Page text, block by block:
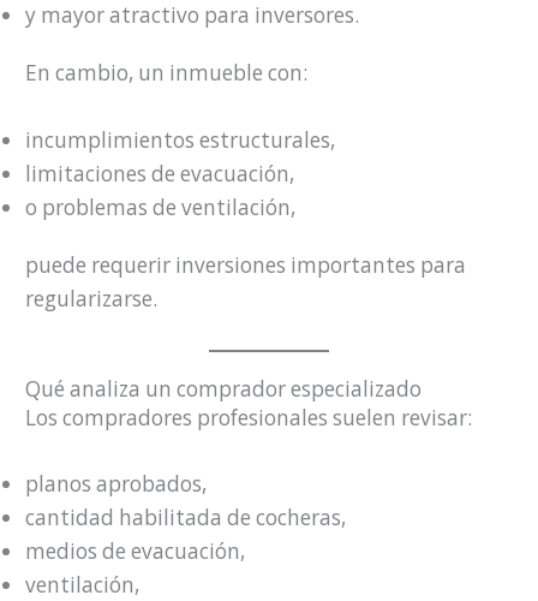
y mayor atractivo para inversores.
En cambio, un inmueble con:
incumplimientos estructurales,
limitaciones de evacuación,
o problemas de ventilación,
puede requerir inversiones importantes para
regularizarse.
Qué analiza un comprador especializado
Los compradores profesionales suelen revisar:
planos aprobados,
cantidad habilitada de cocheras,
medios de evacuación,
ventilación,